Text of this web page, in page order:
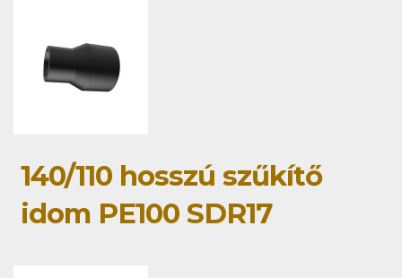
140/110 hosszú szűkítő
idom PE100 SDR17